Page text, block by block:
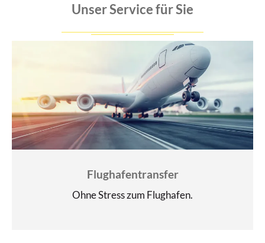
Unser Service für Sie
Flughafentransfer
Ohne Stress zum Flughafen.